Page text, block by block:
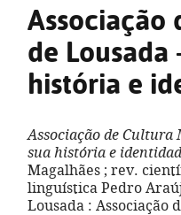
Associação
de Lousada
história e
Associação de Cultura
sua história e
Magalhães ; rev.
linguística Pedro
Lousada : Associação